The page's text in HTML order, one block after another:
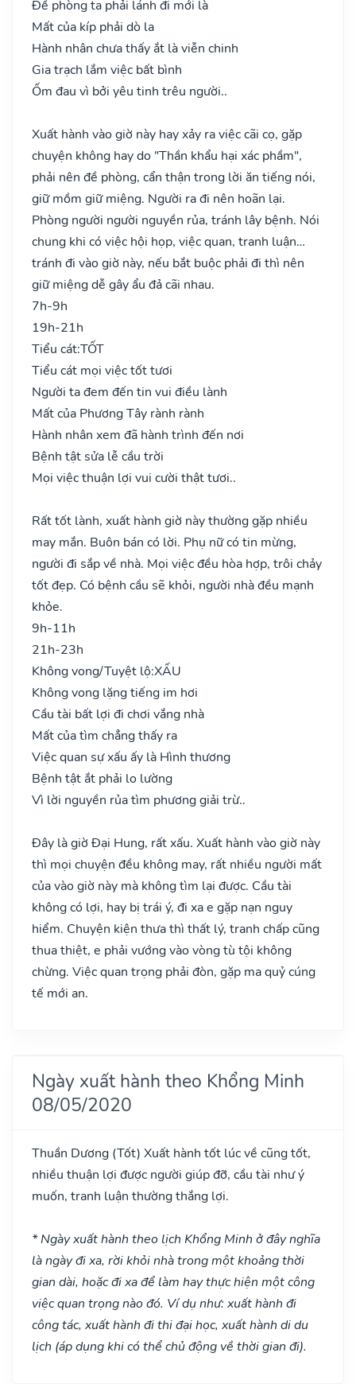
Đề phòng ta phải lánh đi mới là
Mất của kíp phải dò la
Hành nhân chưa thấy ắt là viễn chinh
Gia trạch lắm việc bất bình
Ốm đau vì bởi yêu tinh trêu người..
Xuất hành vào giờ này hay xảy ra việc cãi cọ, gặp
chuyện không hay do "Thần khẩu hại xác phầm",
phải nên đề phòng, cẩn thận trong lời ăn tiếng nói,
giữ mồm giữ miệng. Người ra đi nên hoãn lại.
Phòng người người nguyền rủa, tránh lây bệnh. Nói
chung khi có việc hội họp, việc quan, tranh luận…
tránh đi vào giờ này, nếu bắt buộc phải đi thì nên
giữ miệng dễ gây ẩu đả cãi nhau.
7h-9h
19h-21h
Tiểu cát:TỐT
Tiểu cát mọi việc tốt tươi
Người ta đem đến tin vui điều lành
Mất của Phương Tây rành rành
Hành nhân xem đã hành trình đến nơi
Bệnh tật sửa lễ cầu trời
Mọi việc thuận lợi vui cười thật tươi..
Rất tốt lành, xuất hành giờ này thường gặp nhiều
may mắn. Buôn bán có lời. Phụ nữ có tin mừng,
người đi sắp về nhà. Mọi việc đều hòa hợp, trôi chảy
tốt đẹp. Có bệnh cầu sẽ khỏi, người nhà đều mạnh
khỏe.
9h-11h
21h-23h
Không vong/Tuyệt lộ:XẤU
Không vong lặng tiếng im hơi
Cầu tài bất lợi đi chơi vắng nhà
Mất của tìm chẳng thấy ra
Việc quan sự xấu ấy là Hình thương
Bệnh tật ắt phải lo lường
Vì lời nguyền rủa tìm phương giải trừ..
Đây là giờ Đại Hung, rất xấu. Xuất hành vào giờ này
thì mọi chuyện đều không may, rất nhiều người mất
của vào giờ này mà không tìm lại được. Cầu tài
không có lợi, hay bị trái ý, đi xa e gặp nạn nguy
hiểm. Chuyện kiện thưa thì thất lý, tranh chấp cũng
thua thiệt, e phải vướng vào vòng tù tội không
chừng. Việc quan trọng phải đòn, gặp ma quỷ cúng
tế mới an.
Ngày xuất hành theo Khổng Minh
08/05/2020
Thuần Dương (Tốt) Xuất hành tốt lúc về cũng tốt,
nhiều thuận lợi được người giúp đỡ, cầu tài như ý
muốn, tranh luận thường thắng lợi.
* Ngày xuất hành theo lịch Khổng Minh ở đây nghĩa
là ngày đi xa, rời khỏi nhà trong một khoảng thời
gian dài, hoặc đi xa để làm hay thực hiện một công
việc quan trọng nào đó. Ví dụ như: xuất hành đi
công tác, xuất hành đi thi đại học, xuất hành di du
lịch (áp dụng khi có thể chủ động về thời gian đi).